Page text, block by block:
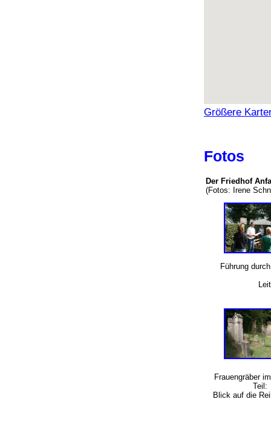
Größere
Fotos
Der Friedhof
(Fotos: Irene
Führung
Frauengräber
Teil:
Blick auf die